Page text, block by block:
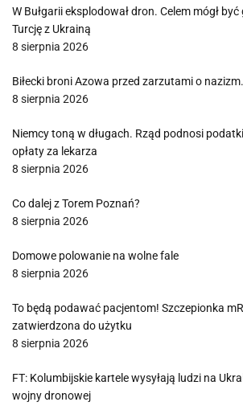
W Bułgarii eksplodował dron. Celem mógł
Turcję z Ukrainą
8 sierpnia 2026
Biłecki broni Azowa przed zarzutami o
8 sierpnia 2026
Niemcy toną w długach. Rząd podnosi
opłaty za lekarza
8 sierpnia 2026
Co dalej z Torem Poznań?
8 sierpnia 2026
Domowe polowanie na wolne fale
8 sierpnia 2026
To będą podawać pacjentom! Szczepionka
zatwierdzona do użytku
8 sierpnia 2026
FT: Kolumbijskie kartele wysyłają ludzi na
wojny dronowej